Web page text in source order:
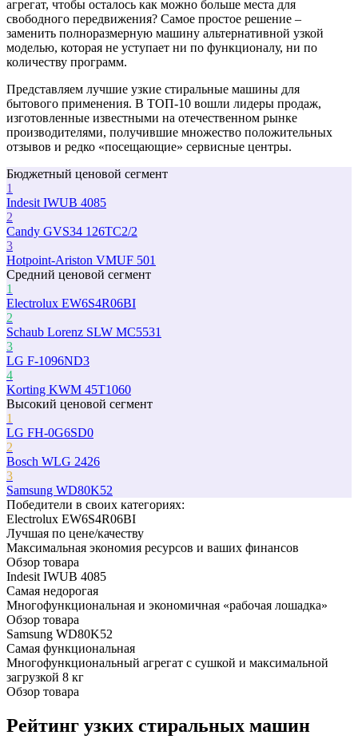
агрегат, чтобы осталось как можно больше места для
свободного передвижения? Самое простое решение –
заменить полноразмерную машину альтернативной узкой
моделью, которая не уступает ни по функционалу, ни по
количеству программ.
Представляем лучшие узкие стиральные машины для
бытового применения. В ТОП-10 вошли лидеры продаж,
изготовленные известными на отечественном рынке
производителями, получившие множество положительных
отзывов и редко «посещающие» сервисные центры.
Бюджетный ценовой сегмент
1
Indesit IWUB 4085
2
Candy GVS34 126TC2/2
3
Hotpoint-Ariston VMUF 501
Средний ценовой сегмент
1
Electrolux EW6S4R06BI
2
Schaub Lorenz SLW MC5531
3
LG F-1096ND3
4
Korting KWM 45T1060
Высокий ценовой сегмент
1
LG FH-0G6SD0
2
Bosch WLG 2426
3
Samsung WD80K52
Победители в cвоих категориях:
Electrolux EW6S4R06BI
Лучшая по цене/качеству
Максимальная экономия ресурсов и ваших финансов
Обзор товара
Indesit IWUB 4085
Самая недорогая
Многофункциональная и экономичная «рабочая лошадка»
Обзор товара
Samsung WD80K52
Самая функциональная
Многофункциональный агрегат с сушкой и максимальной
загрузкой 8 кг
Обзор товара
Рейтинг узких стиральных машин